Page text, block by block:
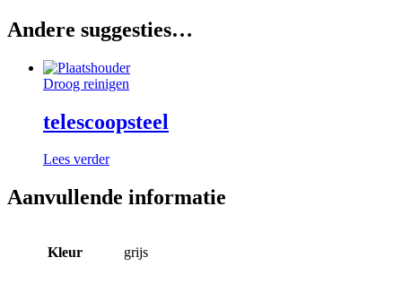
Andere suggesties…
Droog reinigen
telescoopsteel
Lees verder
Aanvullende informatie
Kleur grijs